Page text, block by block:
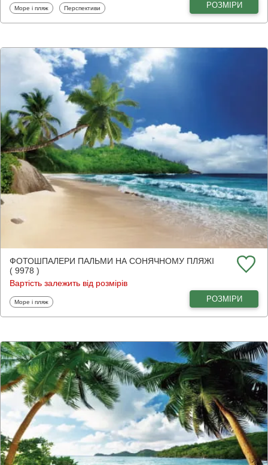
Фотошпалери
Море і пляж Фотошпалери
Перспективи РОЗМІРИ
ФОТОШПАЛЕРИ ПАЛЬМИ НА СОНЯЧНОМУ ПЛЯЖІ
( 9978 )
Вартість залежить від розмірів
Фотошпалери
Море і пляж РОЗМІРИ